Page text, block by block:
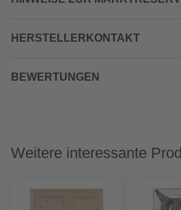
HERSTELLERKONTAKT
BEWERTUNGEN
Weitere interessante